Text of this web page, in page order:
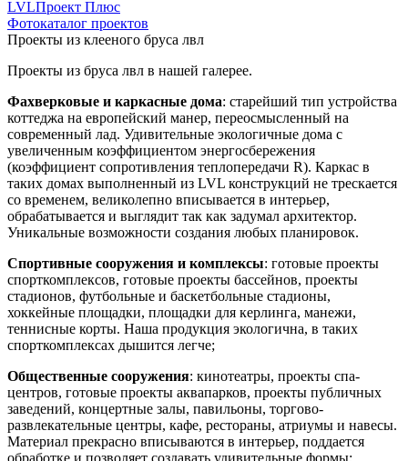
LVLПроект Плюс
Фотокаталог проектов
Проекты из клееного бруса лвл
Проекты из бруса лвл в нашей галерее.
Фахверковые и каркасные дома: старейший тип устройства
коттеджа на европейский манер, переосмысленный на
современный лад. Удивительные экологичные дома с
увеличенным коэффициентом энергосбережения
(коэффициент сопротивления теплопередачи R). Каркас в
таких домах выполненный из LVL конструкций не трескается
со временем, великолепно вписывается в интерьер,
обрабатывается и выглядит так как задумал архитектор.
Уникальные возможности создания любых планировок.
Спортивные сооружения и комплексы: готовые проекты
спорткомплексов, готовые проекты бассейнов, проекты
стадионов, футбольные и баскетбольные стадионы,
хоккейные площадки, площадки для керлинга, манежи,
теннисные корты. Наша продукция экологична, в таких
спорткомплексах дышится легче;
Общественные сооружения: кинотеатры, проекты спа-
центров, готовые проекты аквапарков, проекты публичных
заведений, концертные залы, павильоны, торгово-
развлекательные центры, кафе, рестораны, атриумы и навесы.
Материал прекрасно вписываются в интерьер, поддается
обработке и позволяет создавать удивительные формы;